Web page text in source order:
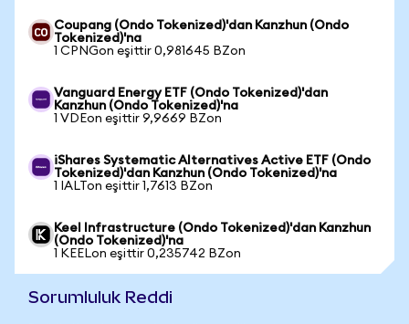
Coupang (Ondo Tokenized)'dan Kanzhun (Ondo
Tokenized)'na
1 CPNGon eşittir 0,981645 BZon
Vanguard Energy ETF (Ondo Tokenized)'dan
Kanzhun (Ondo Tokenized)'na
1 VDEon eşittir 9,9669 BZon
iShares Systematic Alternatives Active ETF (Ondo
Tokenized)'dan Kanzhun (Ondo Tokenized)'na
1 IALTon eşittir 1,7613 BZon
Keel Infrastructure (Ondo Tokenized)'dan Kanzhun
(Ondo Tokenized)'na
1 KEELon eşittir 0,235742 BZon
Sorumluluk Reddi